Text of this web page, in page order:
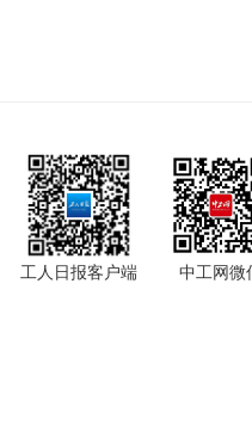
工人日报客户端 中工网微